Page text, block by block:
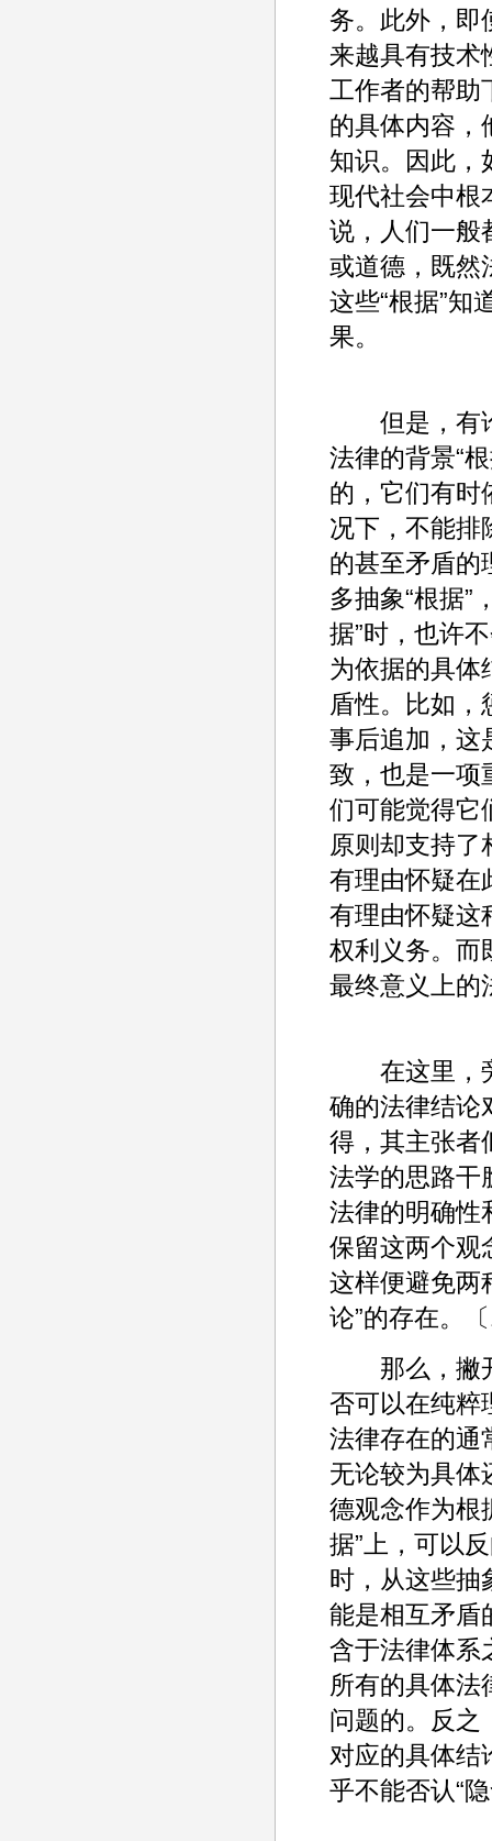
务。此外，即
来越具有技术
工作者的帮助
的具体内容，
知识。因此，
现代社会中根
说，人们一般
或道德，既然
这些“根据”知
果。
但是，有论
法律的背景“
的，它们有时
况下，不能排
的甚至矛盾的
多抽象“根据”
据”时，也许
为依据的具体
盾性。比如，
事后追加，这
致，也是一项
们可能觉得它
原则却支持了
有理由怀疑在
有理由怀疑这
权利义务。而
最终意义上的
在这里，旁
确的法律结论
得，其主张者
法学的思路干
法律的明确性
保留这两个观
这样便避免两
论”的存在。
那么，撇开
否可以在纯粹
法律存在的通
无论较为具体
德观念作为根
据”上，可以
时，从这些抽
能是相互矛盾
含于法律体系
所有的具体法
问题的。反之
对应的具体结
乎不能否认“